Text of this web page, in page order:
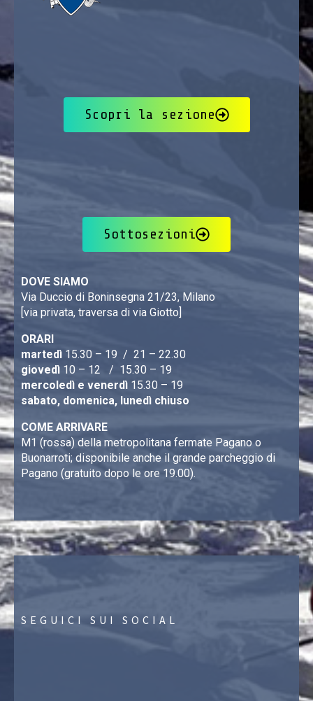
Scopri la sezione
Sottosezioni
DOVE SIAMO
Via Duccio di Boninsegna 21/23, Milano
[via privata, traversa di via Giotto]
ORARI
martedì 15.30 – 19 / 21 – 22.30
giovedì 10 – 12 / 15.30 – 19
mercoledì e venerdì 15.30 – 19
sabato, domenica, lunedì chiuso
COME ARRIVARE
M1 (rossa) della metropolitana fermate Pagano o
Buonarroti; disponibile anche il grande parcheggio di
Pagano (gratuito dopo le ore 19.00).
SEGUICI SUI SOCIAL